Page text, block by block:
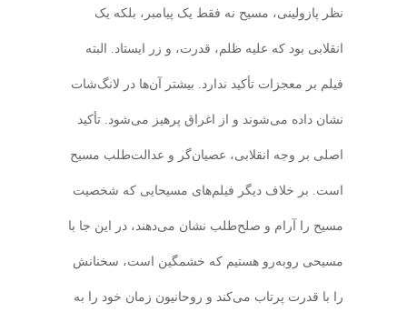
نظر پازولینی، مسیح نه فقط یک پیامبر، بلکه یک
انقلابی بود که علیه ظلم، قدرت، و زر ایستاد. البته
فیلم بر معجزات تأکید ندارد. بیشتر آن‌ها در لانگ‌شات
نشان داده می‌شوند و از اغراق پرهیز می‌شود. تأکید
اصلی بر وجه انقلابی، عصیان‌گر و عدالت‌طلب مسیح
است. بر خلاف دیگر فیلم‌های مسیحایی که شخصیت
مسیح را آرام و صلح‌طلب نشان می‌دهند، در این جا با
مسیحی روبه‌رو هستیم که خشمگین است، سخنانش
را با قدرت پرتاب می‌کند و روحانیون زمان خود را به